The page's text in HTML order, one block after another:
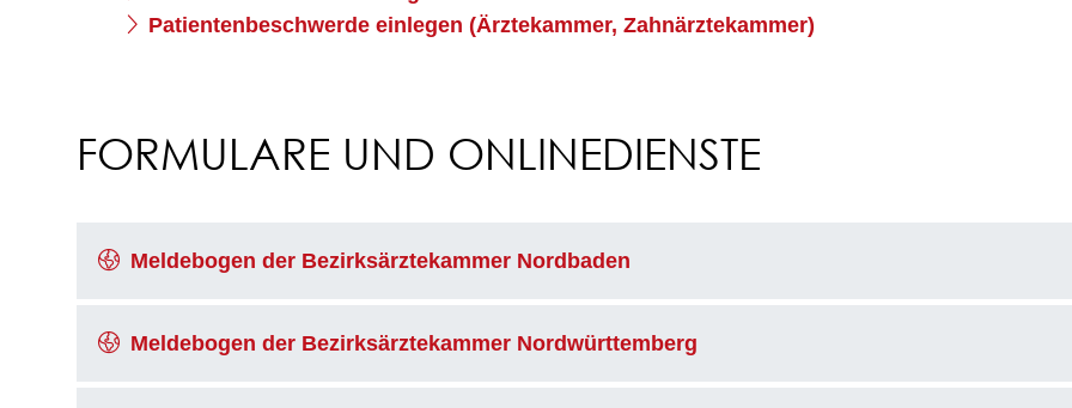
Patientenbeschwerde einlegen (Ärztekammer, Zahnärztekammer)
FORMULARE UND ONLINEDIENSTE
Meldebogen der Bezirksärztekammer Nordbaden
Meldebogen der Bezirksärztekammer Nordwürttemberg